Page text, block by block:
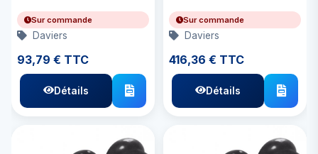
Sur commande
Daviers
93,79 € TTC
Détails
Sur commande
Daviers
416,36 € TTC
Détails